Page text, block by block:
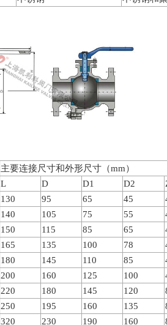
主要连接尺寸和外形尺寸（mm）
L
D D1 D2
130 95 65 45
140 105 75 55
150 115 85 65
165 135 100 78
180 145 110 85
200 160 125 100
220 180 145 120
250 195 160 135
320 230 190 160